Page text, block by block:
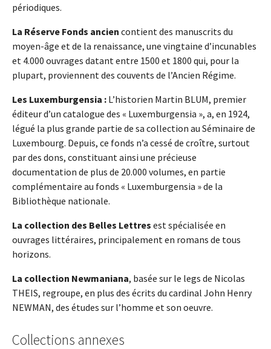
périodiques.
La Réserve Fonds ancien contient des manuscrits du
moyen-âge et de la renaissance, une vingtaine d’incunables
et 4.000 ouvrages datant entre 1500 et 1800 qui, pour la
plupart, proviennent des couvents de l’Ancien Régime.
Les Luxemburgensia : L’historien Martin BLUM, premier
éditeur d’un catalogue des « Luxemburgensia », a, en 1924,
légué la plus grande partie de sa collection au Séminaire de
Luxembourg. Depuis, ce fonds n’a cessé de croître, surtout
par des dons, constituant ainsi une précieuse
documentation de plus de 20.000 volumes, en partie
complémentaire au fonds « Luxemburgensia » de la
Bibliothèque nationale.
La collection des Belles Lettres est spécialisée en
ouvrages littéraires, principalement en romans de tous
horizons.
La collection Newmaniana, basée sur le legs de Nicolas
THEIS, regroupe, en plus des écrits du cardinal John Henry
NEWMAN, des études sur l’homme et son oeuvre.
Collections annexes